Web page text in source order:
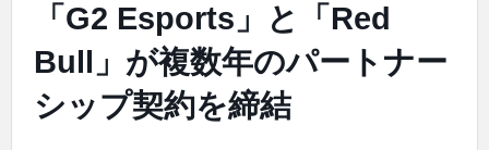
「G2 Esports」と「Red
Bull」が複数年のパートナー
シップ契約を締結